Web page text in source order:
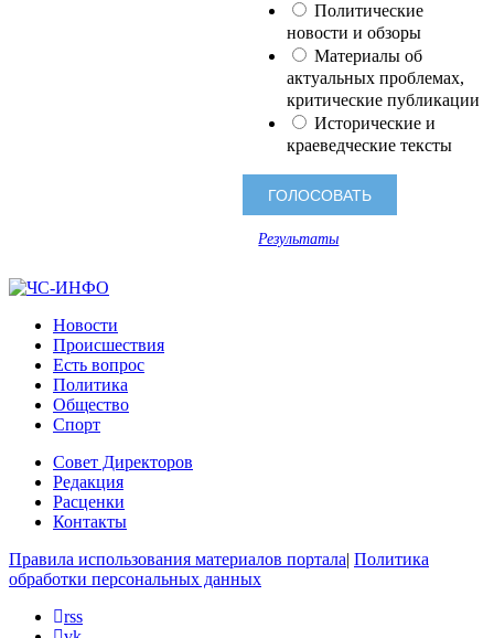
Политические
новости и обзоры
Материалы об
актуальных проблемах,
критические публикации
Исторические и
краеведческие тексты
Результаты
Новости
Происшествия
Есть вопрос
Политика
Общество
Спорт
Совет Директоров
Редакция
Расценки
Контакты
Правила использования материалов портала| Политика
обработки персональных данных
rss